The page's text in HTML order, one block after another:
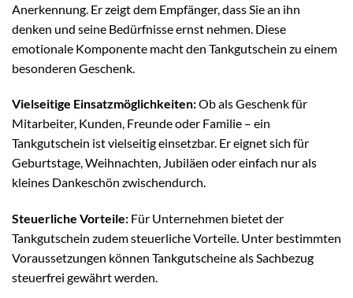
Anerkennung. Er zeigt dem Empfänger, dass Sie an ihn
denken und seine Bedürfnisse ernst nehmen. Diese
emotionale Komponente macht den Tankgutschein zu einem
besonderen Geschenk.
Vielseitige Einsatzmöglichkeiten:Ob als Geschenk für
Mitarbeiter, Kunden, Freunde oder Familie – ein
Tankgutschein ist vielseitig einsetzbar. Er eignet sich für
Geburtstage, Weihnachten, Jubiläen oder einfach nur als
kleines Dankeschön zwischendurch.
Steuerliche Vorteile: Für Unternehmen bietet der
Tankgutschein zudem steuerliche Vorteile. Unter bestimmten
Voraussetzungen können Tankgutscheine als Sachbezug
steuerfrei gewährt werden.